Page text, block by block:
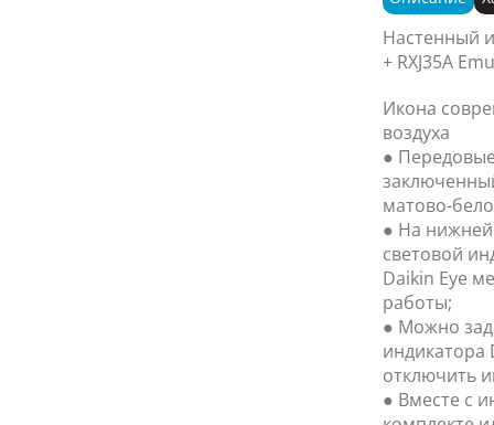
Настенный
+ RXJ35A
Икона
воздуха
●
матово-
● На
световой
Daikin Eye
работы;
● Можно
индикатора
отключить
● Вместе с